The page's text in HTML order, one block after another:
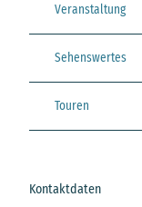
Veranstaltung
Sehenswertes
Touren
Kontaktdaten